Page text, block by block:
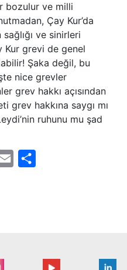
bozulur ve milli
Çay Kur’da
ve sinirleri
Kur grevi de genel
Şaka değil, bu
nice grevler
grev hakkı açısından
grev hakkına saygı mı
ruhunu mu şad
Email